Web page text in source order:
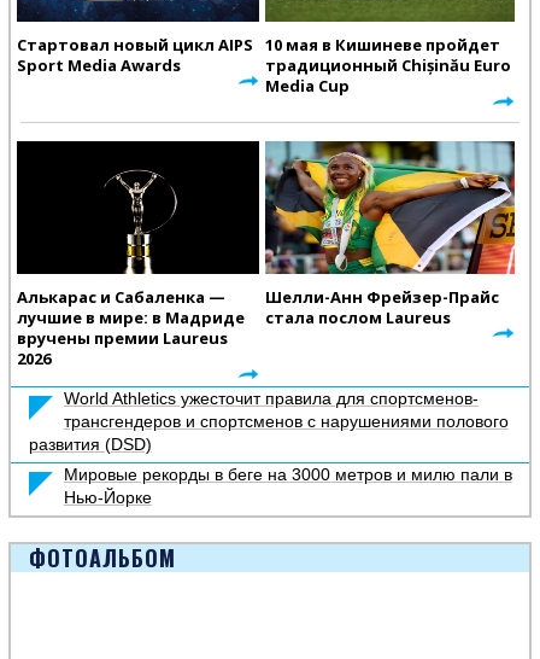
Стартовал новый цикл AIPS
Sport Media Awards
10 мая в Кишиневе пройдет
традиционный Chișinău Euro
Media Cup
Алькарас и Сабаленка —
лучшие в мире: в Мадриде
вручены премии Laureus
2026
Шелли-Анн Фрейзер-Прайс
стала послом Laureus
World Athletics ужесточит правила для спортсменов-
трансгендеров и спортсменов с нарушениями полового
развития (DSD)
Мировые рекорды в беге на 3000 метров и милю пали в
Нью-Йорке
ФОТОАЛЬБОМ